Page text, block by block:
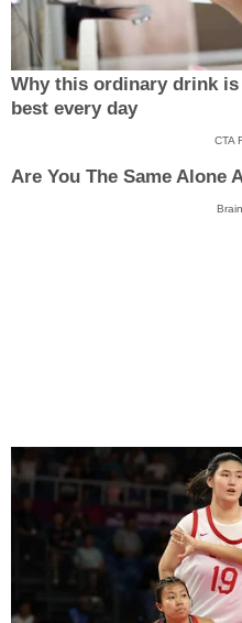
Why this ordinary drink
best every day
CTA
Are You The Same Alone